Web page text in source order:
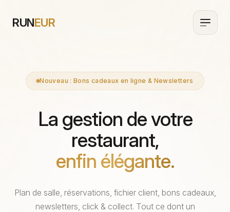
RUNEUR
Nouveau : Bons cadeaux en ligne & Newsletters
La gestion de votre
restaurant,
enfin élégante.
Plan de salle, réservations, fichier client, bons cadeaux,
newsletters, click & collect. Tout ce dont un